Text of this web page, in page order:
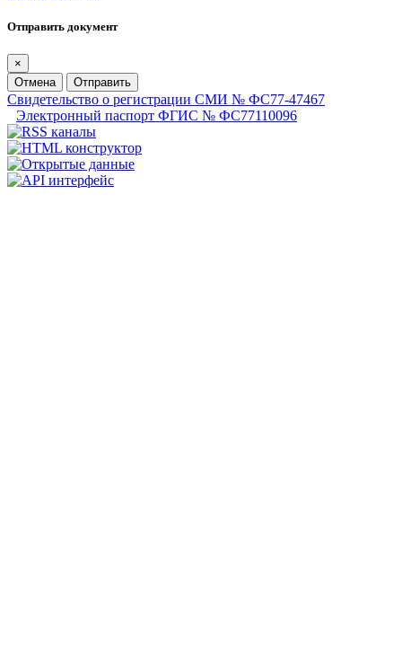
Отправить документ
×
Отмена
Отправить
Свидетельство о регистрации СМИ № ФС77-47467
Электронный паспорт ФГИС № ФС77110096